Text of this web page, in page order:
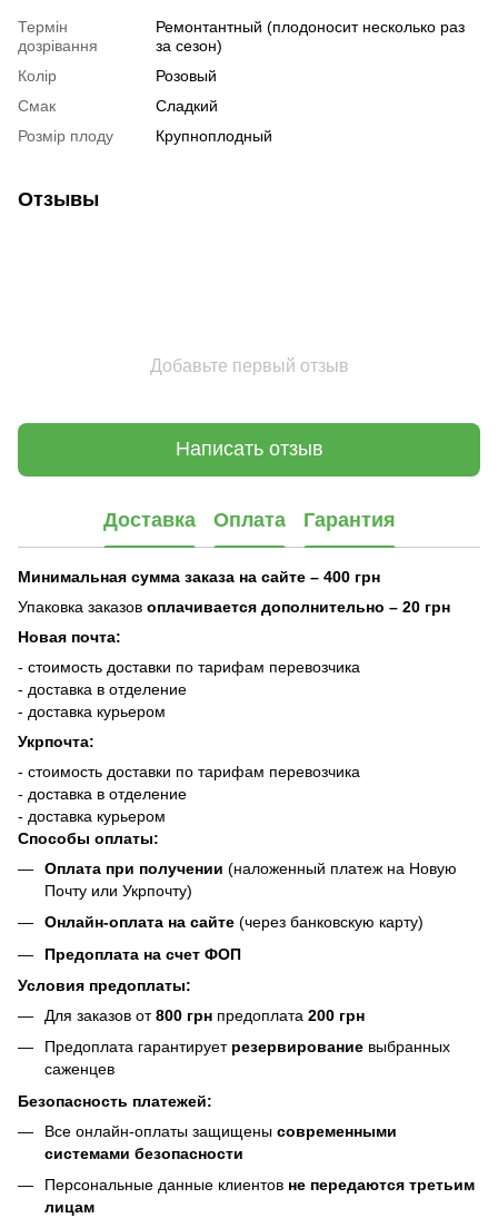
Термін
дозрівання
Ремонтантный (плодоносит несколько раз
за сезон)
Колір
Розовый
Смак
Сладкий
Розмір плоду
Крупноплодный
Отзывы
Добавьте первый отзыв
Написать отзыв
Доставка Оплата Гарантия
Минимальная сумма заказа на сайте – 400 грн
Упаковка заказов оплачивается дополнительно – 20 грн
Новая почта:
- стоимость доставки по тарифам перевозчика
- доставка в отделение
- доставка курьером
Укрпочта:
- стоимость доставки по тарифам перевозчика
- доставка в отделение
- доставка курьером
Способы оплаты:
Оплата при получении (наложенный платеж на Новую
Почту или Укрпочту)
Онлайн-оплата на сайте (через банковскую карту)
Предоплата на счет ФОП
Условия предоплаты:
Для заказов от800 грн предоплата 200 грн
Предоплата гарантирует резервирование выбранных
саженцев
Безопасность платежей:
Все онлайн-оплаты защищены современными
системами безопасности
Персональные данные клиентов не передаются третьим
лицам